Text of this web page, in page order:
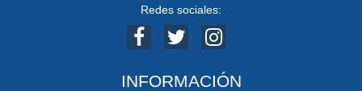
Redes sociales:
INFORMACIÓN